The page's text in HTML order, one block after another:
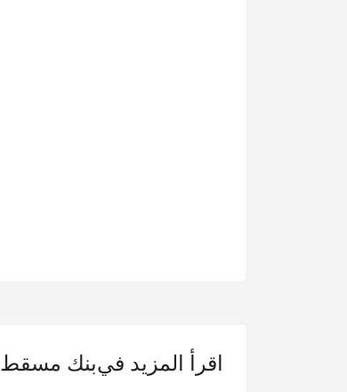
اقرأ المزيد فيبنك مسقط